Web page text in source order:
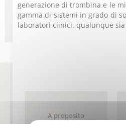
generazione di trombina e le
gamma di sistemi in grado di
laboratori clinici, qualunque
A proposito